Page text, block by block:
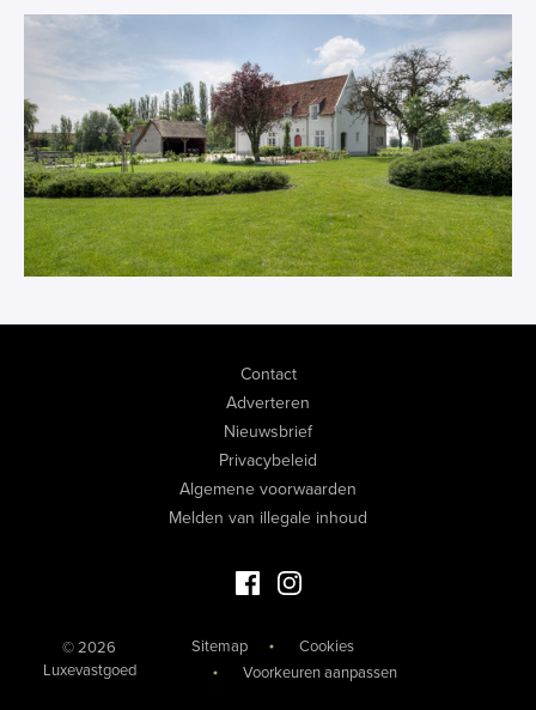
Contact
Adverteren
Nieuwsbrief
Privacybeleid
Algemene voorwaarden
Melden van illegale inhoud
Facebook Luxevastgoed
Instagram Luxevastgoed
© 2026
Luxevastgoed
Sitemap
Cookies
Voorkeuren aanpassen